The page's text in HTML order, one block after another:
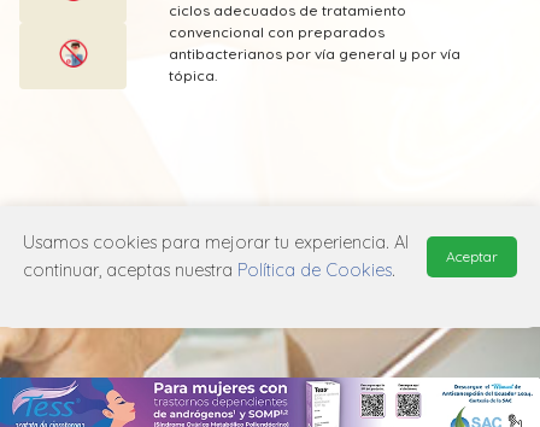
ciclos adecuados de tratamiento
convencional con preparados
antibacterianos por vía general y por vía
tópica.
Medihealth publicada en el Vademecum
Farmacéutico Edifarm (ISBN: 9798281009201)
Usamos cookies para mejorar tu experiencia. Al
continuar, aceptas nuestra Política de Cookies.
Aceptar